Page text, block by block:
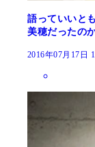
語っていいと
美穂だったの
2016年07月17日